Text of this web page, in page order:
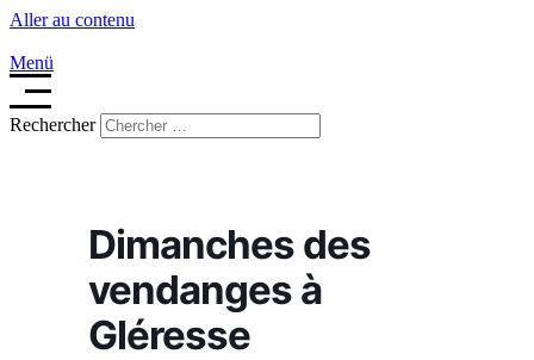
Aller au contenu
Menü
Rechercher
Dimanches des
vendanges à
Gléresse